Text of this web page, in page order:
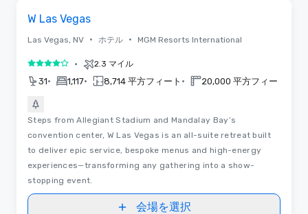
W Las Vegas
Las Vegas, NV • ホテル • MGM Resorts International
5 中の 4 • 2.3 マイル
31• 1,117• 8,714 平方フィート • 20,000 平方フィート
Steps from Allegiant Stadium and Mandalay Bay’s
convention center, W Las Vegas is an all-suite retreat built
to deliver epic service, bespoke menus and high-energy
experiences—transforming any gathering into a show-
stopping event.
会場を選択